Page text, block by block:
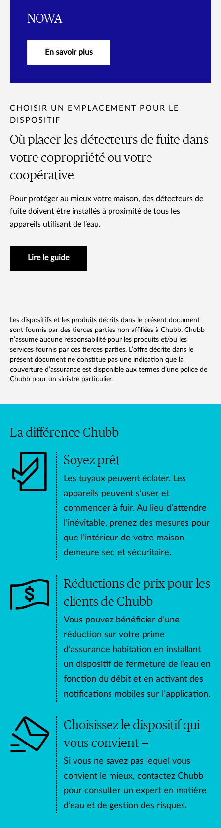
NOWA
En savoir plus
CHOISIR UN EMPLACEMENT POUR LE
DISPOSITIF
Où placer les détecteurs de fuite dans
votre copropriété ou votre
coopérative
Pour protéger au mieux votre maison, des détecteurs de
fuite doivent être installés à proximité de tous les
appareils utilisant de l’eau.
Lire le guide
Les dispositifs et les produits décrits dans le présent document
sont fournis par des tierces parties non affiliées à Chubb. Chubb
n’assume aucune responsabilité pour les produits et/ou les
services fournis par ces tierces parties. L’offre décrite dans le
présent document ne constitue pas une indication que la
couverture d’assurance est disponible aux termes d’une police de
Chubb pour un sinistre particulier.
La différence Chubb
Soyez prêt
Les tuyaux peuvent éclater. Les
appareils peuvent s’user et
commencer à fuir. Au lieu d’attendre
l’inévitable, prenez des mesures pour
que l’intérieur de votre maison
demeure sec et sécuritaire.
Réductions de prix pour les
clients de Chubb
Vous pouvez bénéficier d’une
réduction sur votre prime
d’assurance habitation en installant
un dispositif de fermeture de l’eau en
fonction du débit et en activant des
notifications mobiles sur l’application.
Choisissez le dispositif qui
vous convient
Si vous ne savez pas lequel vous
convient le mieux, contactez Chubb
pour consulter un expert en matière
d’eau et de gestion des risques.